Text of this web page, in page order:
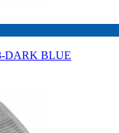
DARK BLUE